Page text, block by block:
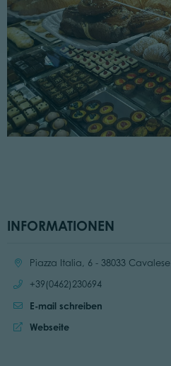
INFORMATIONEN
Ort:
Piazza Italia, 6 - 38033 Cavalese
Anrufen:
+39(0462)230694
E-mail schreiben
Website:
Webseite